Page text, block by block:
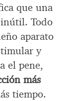
que una
inútil. Todo
aparato
y
el pene,
más
tiempo.